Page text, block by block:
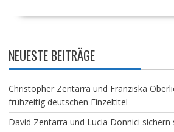
NEUESTE BEITRÄGE
Christopher Zentarra und Franziska
frühzeitig deutschen Einzeltitel
David Zentarra und Lucia Donnici sichern